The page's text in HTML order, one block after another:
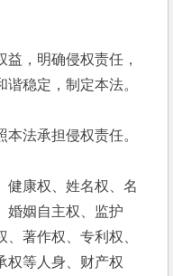
，明确侵权责任，
稳定，制定本法。
法承担侵权责任。
健康权、姓名权、名
婚姻自主权、监护
著作权、专利权、
权等人身、财产权